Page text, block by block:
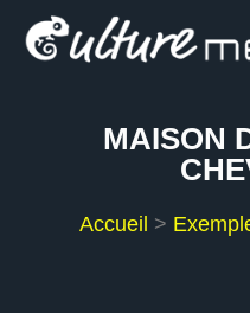
MAISON
Accueil >